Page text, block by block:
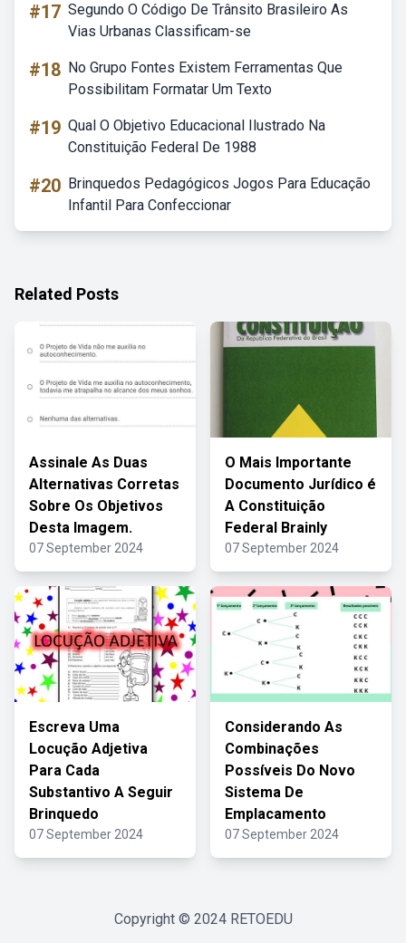
#17 Segundo O Código De Trânsito Brasileiro As
Vias Urbanas Classificam-se
#18 No Grupo Fontes Existem Ferramentas Que
Possibilitam Formatar Um Texto
#19 Qual O Objetivo Educacional Ilustrado Na
Constituição Federal De 1988
#20 Brinquedos Pedagógicos Jogos Para Educação
Infantil Para Confeccionar
Related Posts
Assinale As Duas
Alternativas Corretas
Sobre Os Objetivos
Desta Imagem.
07 September 2024
O Mais Importante
Documento Jurídico é
A Constituição
Federal Brainly
07 September 2024
Escreva Uma
Locução Adjetiva
Para Cada
Substantivo A Seguir
Brinquedo
07 September 2024
Considerando As
Combinações
Possíveis Do Novo
Sistema De
Emplacamento
07 September 2024
Copyright © 2024 RETOEDU